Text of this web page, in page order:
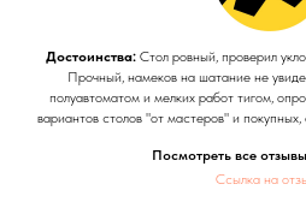
Достоинства:Стол ровный, проверил
Прочный, намеков на шатание не
полуавтоматом и мелких работ тигом,
вариантов столов "от мастеров" и
Посмотреть все
Ссылка на